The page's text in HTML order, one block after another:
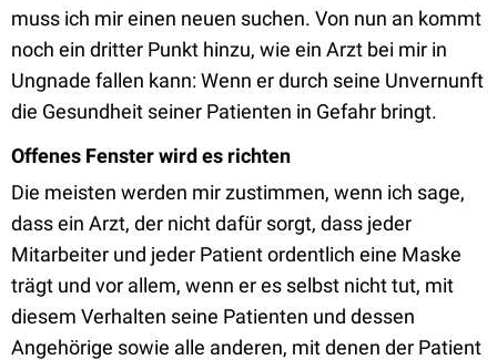
muss ich mir einen neuen suchen. Von nun an kommt
noch ein dritter Punkt hinzu, wie ein Arzt bei mir in
Ungnade fallen kann: Wenn er durch seine Unvernunft
die Gesundheit seiner Patienten in Gefahr bringt.
Offenes Fenster wird es richten
Die meisten werden mir zustimmen, wenn ich sage,
dass ein Arzt, der nicht dafür sorgt, dass jeder
Mitarbeiter und jeder Patient ordentlich eine Maske
trägt und vor allem, wenn er es selbst nicht tut, mit
diesem Verhalten seine Patienten und dessen
Angehörige sowie alle anderen, mit denen der Patient